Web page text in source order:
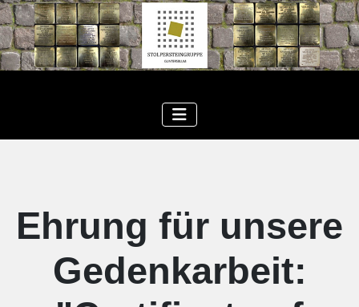
Ehrung für unsere
Gedenkarbeit: